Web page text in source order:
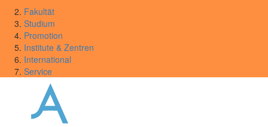
Fakultät
Studium
Promotion
Institute & Zentren
International
Service